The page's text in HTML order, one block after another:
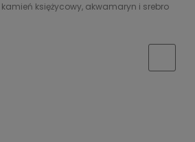
księżycowy, akwamaryn i srebro